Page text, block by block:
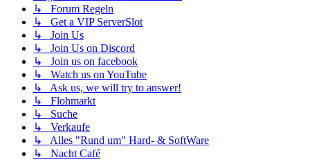
↳ Forum Regeln
↳ Get a VIP ServerSlot
↳ Join Us
↳ Join Us on Discord
↳ Join us on facebook
↳ Watch us on YouTube
↳ Ask us, we will try to answer!
↳ Flohmarkt
↳ Suche
↳ Verkaufe
↳ Alles "Rund um" Hard- & SoftWare
↳ Nacht Café